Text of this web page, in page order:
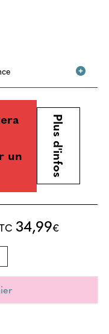
un
Plus d'infos
34,99€